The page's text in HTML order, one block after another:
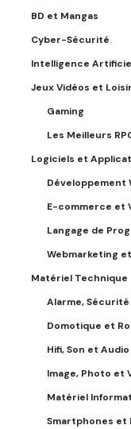
BD et Mangas
Cyber-Sécurité
Intelligence
Jeux Vidéos et
Gaming
Les Meilleurs
Logiciels et
Développement
E-commerce et
Langage de
Webmarketing
Matériel Technique
Alarme,
Domotique et
Hifi, Son et Audio
Image, Photo et
Matériel
Smartphones et